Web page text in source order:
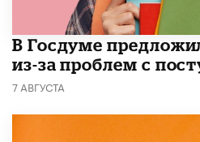
В Госдуме
из-за проблем с
7 АВГУСТА